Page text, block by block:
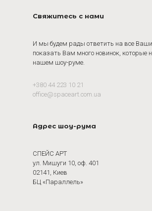
Свяжитесь с нами
И мы будем рады ответить на все
показать Вам много новинок, которые
нашем шоу-руме.
+380 44 223 10 21
office@spaceart.com.ua
Адрес шоу-рума
СПЕЙС АРТ
ул. Мишуги 10, оф. 401
02141, Киев
БЦ «Параллель»